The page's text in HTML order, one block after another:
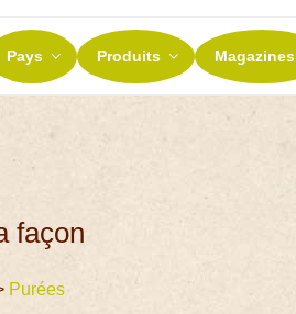
TERROIRS
Pays Produits Magazines
façon
Purées